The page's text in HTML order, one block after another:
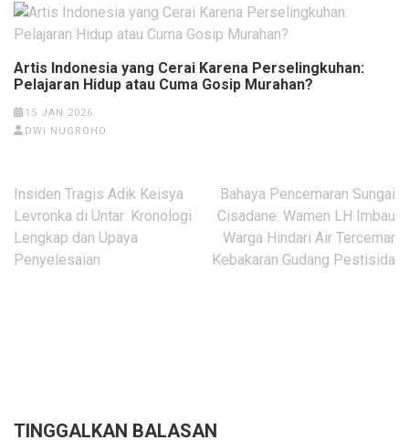
Artis Indonesia yang Cerai Karena Perselingkuhan:
Pelajaran Hidup atau Cuma Gosip Murahan?
15 JAN 2026
DWI NUGROHO
Navigasi
pos
Insiden Tragis Adik Keisya
Levronka di Untar: Kronologi
Lengkap dan Upaya
Penyelesaian
Bahaya Pencemaran Sungai
Cisadane: Wamen LH Imbau
Warga Hindari Air Tercemar
Kebakaran Gudang Pestisida
TINGGALKAN BALASAN